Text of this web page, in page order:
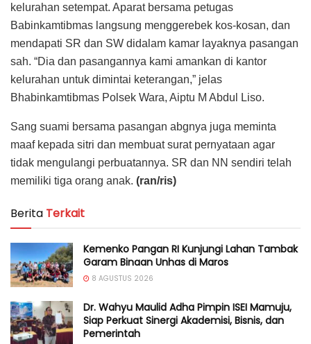
kelurahan setempat. Aparat bersama petugas
Babinkamtibmas langsung menggerebek kos-kosan, dan
mendapati SR dan SW didalam kamar layaknya pasangan
sah. “Dia dan pasangannya kami amankan di kantor
kelurahan untuk dimintai keterangan,” jelas
Bhabinkamtibmas Polsek Wara, Aiptu M Abdul Liso.
Sang suami bersama pasangan abgnya juga meminta
maaf kepada sitri dan membuat surat pernyataan agar
tidak mengulangi perbuatannya. SR dan NN sendiri telah
memiliki tiga orang anak. (ran/ris)
Berita Terkait
Kemenko Pangan RI Kunjungi Lahan Tambak
Garam Binaan Unhas di Maros
8 AGUSTUS 2026
Dr. Wahyu Maulid Adha Pimpin ISEI Mamuju,
Siap Perkuat Sinergi Akademisi, Bisnis, dan
Pemerintah